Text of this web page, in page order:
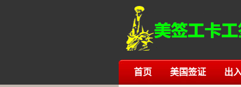
首页 美国签证 出